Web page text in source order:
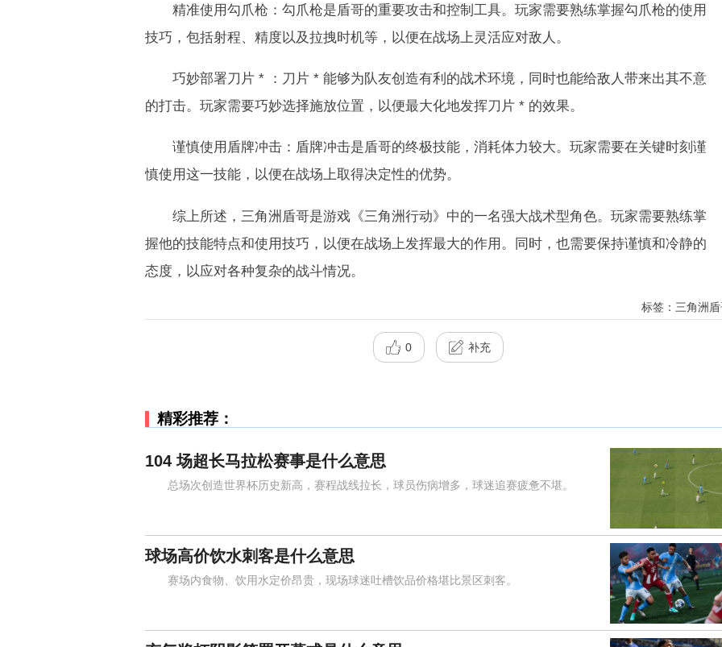
精准使用勾爪枪：勾爪枪是盾哥的重要攻击和控制工具。玩家需要熟练掌握勾爪枪的使用
技巧，包括射程、精度以及拉拽时机等，以便在战场上灵活应对敌人。
巧妙部署刀片 * ：刀片 * 能够为队友创造有利的战术环境，同时也能给敌人带来出其不意
的打击。玩家需要巧妙选择施放位置，以便最大化地发挥刀片 * 的效果。
谨慎使用盾牌冲击：盾牌冲击是盾哥的终极技能，消耗体力较大。玩家需要在关键时刻谨
慎使用这一技能，以便在战场上取得决定性的优势。
综上所述，三角洲盾哥是游戏《三角洲行动》中的一名强大战术型角色。玩家需要熟练掌
握他的技能特点和使用技巧，以便在战场上发挥最大的作用。同时，也需要保持谨慎和冷静的
态度，以应对各种复杂的战斗情况。
标签：三角洲
0 补充
精彩推荐：
104 场超长马拉松赛事是什么意思
总场次创造世界杯历史新高，赛程战线拉长，球员伤病增多，球迷追赛疲惫不堪。
球场高价饮水刺客是什么意思
赛场内食物、饮用水定价昂贵，现场球迷吐槽饮品价格堪比景区刺客。